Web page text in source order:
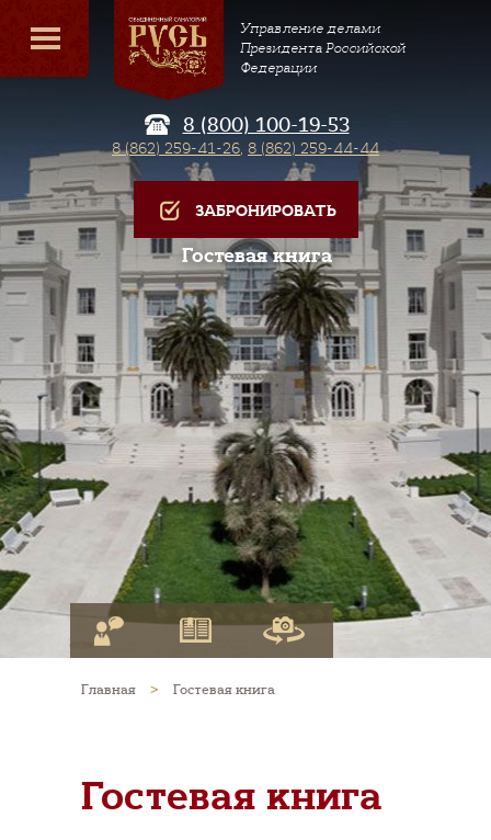
Управление делами
Президента Российской
Федерации
8 (800) 100-19-53
8 (862) 259-41-26, 8 (862) 259-44-44
ЗАБРОНИРОВАТЬ
Гостевая книга
Главная > Гостевая книга
Гостевая книга